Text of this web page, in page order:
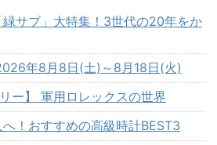
サブ」大特集！3世代の20年をか
年8月8日(土)～8月18日(火)
ー】 軍用ロレックスの世界
！おすすめの高級時計BEST3